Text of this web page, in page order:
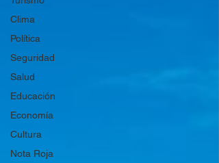
Clima
Política
Seguridad
Salud
Educación
Economía
Cultura
Nota Roja